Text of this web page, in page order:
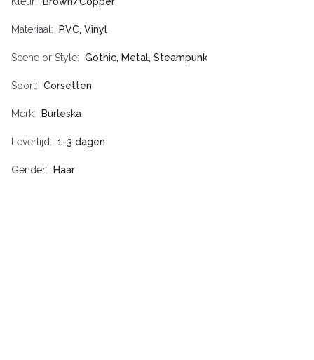
Materiaal PVC, Vinyl
Scene or Style Gothic, Metal, Steampunk
Soort Corsetten
Merk Burleska
Levertijd 1-3 dagen
Gender Haar